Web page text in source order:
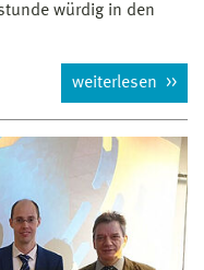
würdig in den
weiterlesen